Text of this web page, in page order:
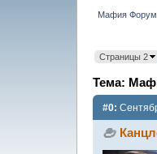
Мафия Форум
Страницы 2
Тема:
#0: